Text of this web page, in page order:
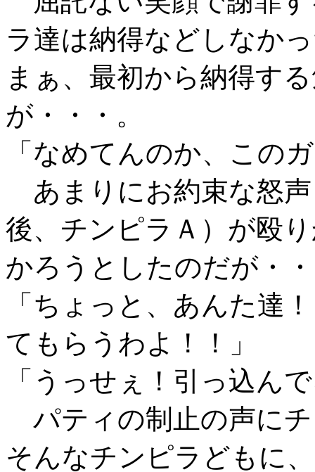
ラ達は納得などしなか
まぁ、最初から納得す
が・・・。
「なめてんのか、この
あまりにお約束な怒
後、チンピラＡ）が殴
かろうとしたのだが・
「ちょっと、あんた達
てもらうわよ！！」
「うっせぇ！引っ込ん
パティの制止の声に
そんなチンピラどもに